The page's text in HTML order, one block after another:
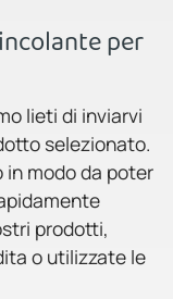
per
lieti di inviarvi
selezionato.
in modo da poter
prodotti,
o utilizzate le